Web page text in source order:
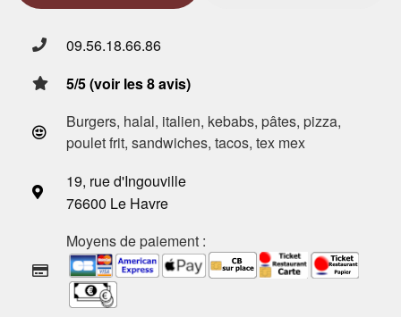
09.56.18.66.86
5/5 (voir les 8 avis)
Burgers, halal, italien, kebabs, pâtes, pizza,
poulet frit, sandwiches, tacos, tex mex
19, rue d'Ingouville
76600 Le Havre
Moyens de paiement :